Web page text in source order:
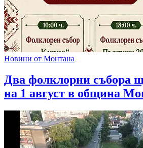
Новини от Монтана
Два фолклорни събора
на 1 август в община